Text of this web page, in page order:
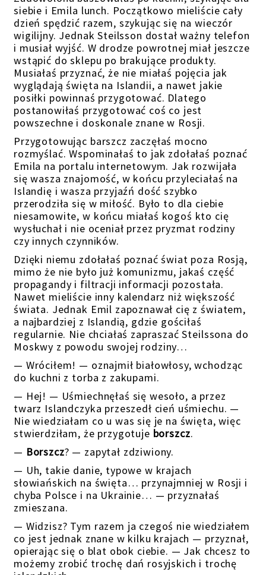
siebie i Emila lunch. Początkowo mieliście cały
dzień spędzić razem, szykując się na wieczór
wigilijny. Jednak Steilsson dostał ważny telefon
i musiał wyjść. W drodze powrotnej miał jeszcze
wstąpić do sklepu po brakujące produkty.
Musiałaś przyznać, że nie miałaś pojęcia jak
wyglądają święta na Islandii, a nawet jakie
posiłki powinnaś przygotować. Dlatego
postanowiłaś przygotować coś co jest
powszechne i doskonale znane w Rosji.
Przygotowując barszcz zaczęłaś mocno
rozmyślać. Wspominałaś to jak zdołałaś poznać
Emila na portalu internetowym. Jak rozwijała
się wasza znajomość, w końcu przyleciałaś na
Islandię i wasza przyjaźń dość szybko
przerodziła się w miłość. Było to dla ciebie
niesamowite, w końcu miałaś kogoś kto cię
wysłuchał i nie oceniał przez pryzmat rodziny
czy innych czynników.
Dzięki niemu zdołałaś poznać świat poza Rosją,
mimo że nie było już komunizmu, jakaś część
propagandy i filtracji informacji pozostała.
Nawet mieliście inny kalendarz niż większość
świata. Jednak Emil zapoznawał cię z światem,
a najbardziej z Islandią, gdzie gościłaś
regularnie. Nie chciałaś zapraszać Steilssona do
Moskwy z powodu swojej rodziny…
— Wróciłem! — oznajmił białowłosy, wchodząc
do kuchni z torba z zakupami.
— Hej! — Uśmiechnęłaś się wesoło, a przez
twarz Islandczyka przeszedł cień uśmiechu. —
Nie wiedziałam co u was się je na święta, więc
stwierdziłam, że przygotuje borszcz.
— Borszcz? — zapytał zdziwiony.
— Uh, takie danie, typowe w krajach
słowiańskich na święta… przynajmniej w Rosji i
chyba Polsce i na Ukrainie… — przyznałaś
zmieszana.
— Widzisz? Tym razem ja czegoś nie wiedziałem
co jest jednak znane w kilku krajach — przyznał,
opierając się o blat obok ciebie. — Jak chcesz to
możemy zrobić trochę dań rosyjskich i trochę